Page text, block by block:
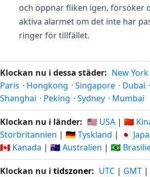
och öppnar fliken igen, försöker
aktiva alarmet om det inte har
ringer för tillfället.
Klockan nu i dessa städer: New York
Paris · Hongkong · Singapore · Dubai ·
Shanghai · Peking · Sydney · Mumbai
Klockan nu i länder: 🇺🇸 USA | 🇨🇳
Storbritannien | 🇩🇪 Tyskland | 🇯🇵
🇨🇦 Kanada | 🇦🇺 Australien | 🇧🇷
Klockan nu i tidszoner: UTC | GMT |